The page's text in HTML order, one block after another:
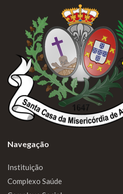
Navegação
Instituição
Complexo Saúde